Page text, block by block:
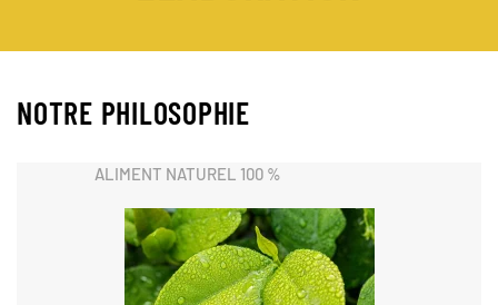
NOTRE PHILOSOPHIE
ALIMENT NATUREL 100 %